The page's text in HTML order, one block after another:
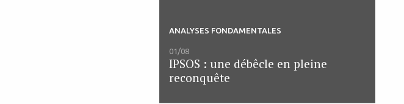
ANALYSES FONDAMENTALES
01/08
IPSOS : une débêcle en pleine
reconquête